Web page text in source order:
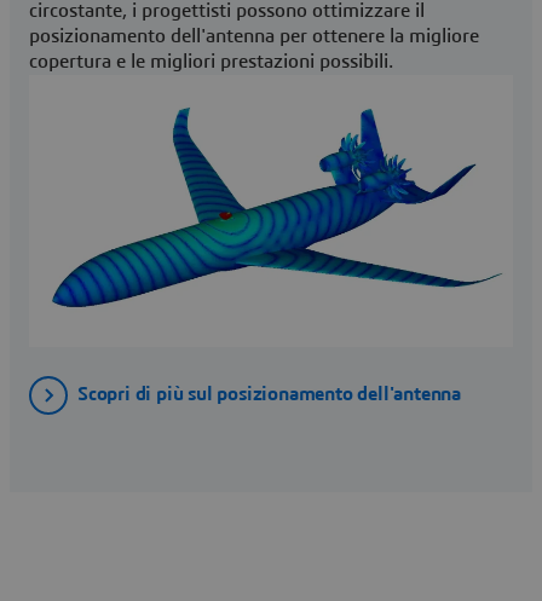
circostante, i progettisti possono ottimizzare il
posizionamento dell'antenna per ottenere la migliore
copertura e le migliori prestazioni possibili.
Scopri di più sul posizionamento dell'antenna